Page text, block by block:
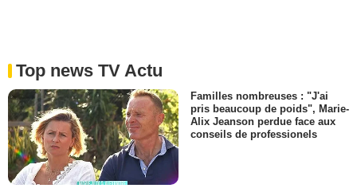
Top news TV Actu
Familles nombreuses : "J'ai
pris beaucoup de poids", Marie-
Alix Jeanson perdue face aux
conseils de professionels